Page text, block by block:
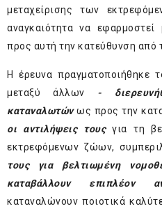
μεταχείρισης των
αναγκαιότητα να
προς αυτή την κατεύθυνση από
Η έρευνα πραγματοποιήθηκε
μεταξύ άλλων -
καταναλωτώνως προς την
οι αντιλήψεις τουςγια τη
εκτρεφόμενων ζώων,
τους για βελτιωμένη
καταβάλλουν επιπλέον
καταναλώνουν ποιοτικά